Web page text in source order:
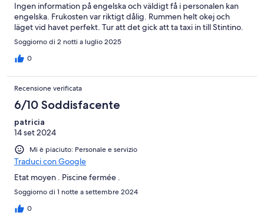
Ingen information på engelska och väldigt få i personalen kan
engelska. Frukosten var riktigt dålig. Rummen helt okej och
läget vid havet perfekt. Tur att det gick att ta taxi in till Stintino.
Soggiorno di 2 notti a luglio 2025
0
Recensione verificata
6/10 Soddisfacente
patricia
14 set 2024
Mi è piaciuto: Personale e servizio
Traduci con Google
Etat moyen . Piscine fermée .
Soggiorno di 1 notte a settembre 2024
0